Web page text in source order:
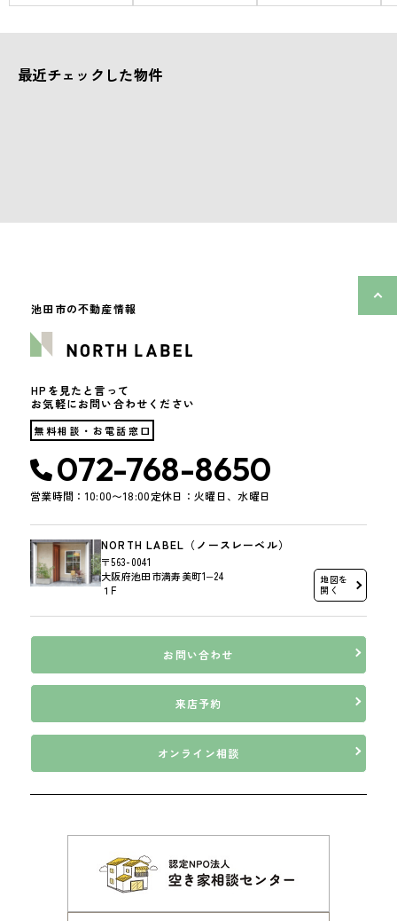
最近チェックした物件
池田市の不動産情報
HPを見たと言って
お気軽にお問い合わせください
無料相談・お電話窓口
072-768-8650
営業時間：10:00〜18:00定休日：火曜日、水曜日
NORTH LABEL（ノースレーベル）
〒563-0041
大阪府池田市満寿美町1−24
１F
地図を
開く
お問い合わせ
来店予約
オンライン相談